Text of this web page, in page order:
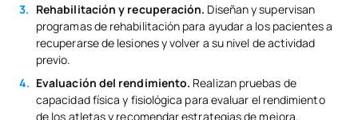
Rehabilitación y recuperación. Diseñan y supervisan
programas de rehabilitación para ayudar a los pacientes a
recuperarse de lesiones y volver a su nivel de actividad
previo.
Evaluación del rendimiento. Realizan pruebas de
capacidad física y fisiológica para evaluar el rendimiento
de los atletas y recomendar estrategias de mejora.